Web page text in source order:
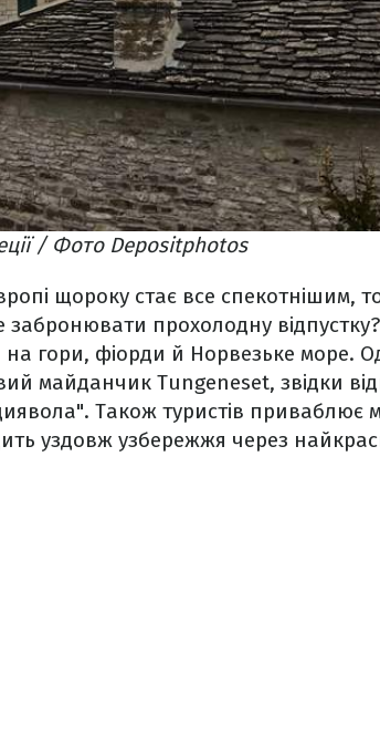
/ Фото Depositphotos
щороку стає все спекотнішим,
прохолодну відпустку?
гори, фіорди й Норвезьке море.
майданчик Tungeneset, звідки
Також туристів
уздовж узбережжя через